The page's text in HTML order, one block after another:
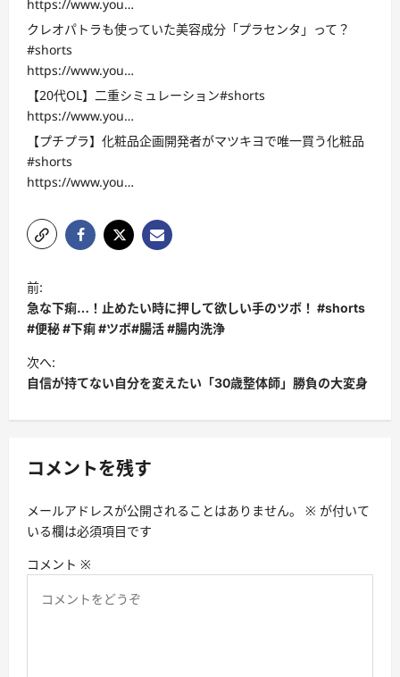
https://www.you…
クレオパトラも使っていた美容成分「プラセンタ」って？
#shorts
https://www.you…
【20代OL】二重シミュレーション#shorts
https://www.you…
【プチプラ】化粧品企画開発者がマツキヨで唯一買う化粧品
#shorts
https://www.you…
投
稿
ナ
ビ
ゲ
ー
ョ
前:
急な下痢…！止めたい時に押して欲しい手のツボ！ #shorts
#便秘 #下痢 #ツボ#腸活 #腸内洗浄
次へ:
自信が持てない自分を変えたい「30歳整体師」勝負の大変身
コメントを残す
メールアドレスが公開されることはありません。 ※ が付いて
いる欄は必須項目です
コメント ※